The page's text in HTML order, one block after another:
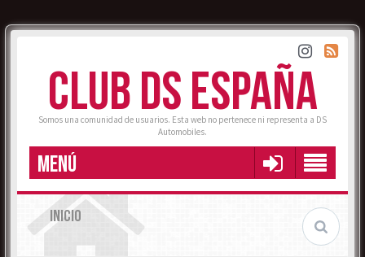
CLUB DS ESPAÑA
Somos una comunidad de usuarios. Esta web no pertenece ni representa a DS
Automobiles.
MENÚ
INICIO